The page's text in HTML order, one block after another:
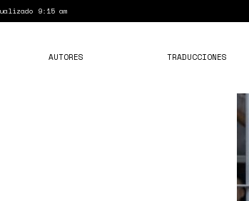
9:15 am
AUTORES TRADUCCIONES